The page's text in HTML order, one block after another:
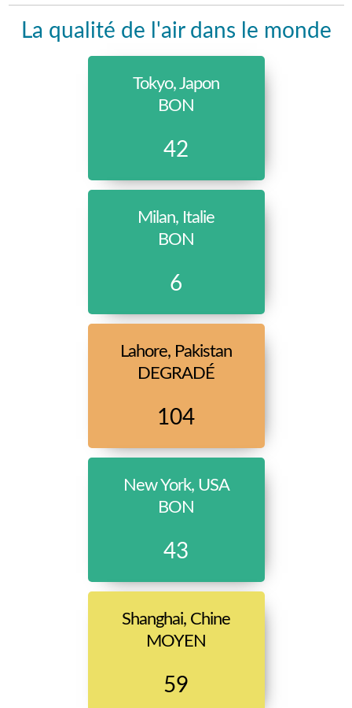
La qualité de l'air dans le monde
Tokyo, Japon
BON
42
Milan, Italie
BON
6
Lahore, Pakistan
DEGRADÉ
104
New York, USA
BON
43
Shanghai, Chine
MOYEN
59